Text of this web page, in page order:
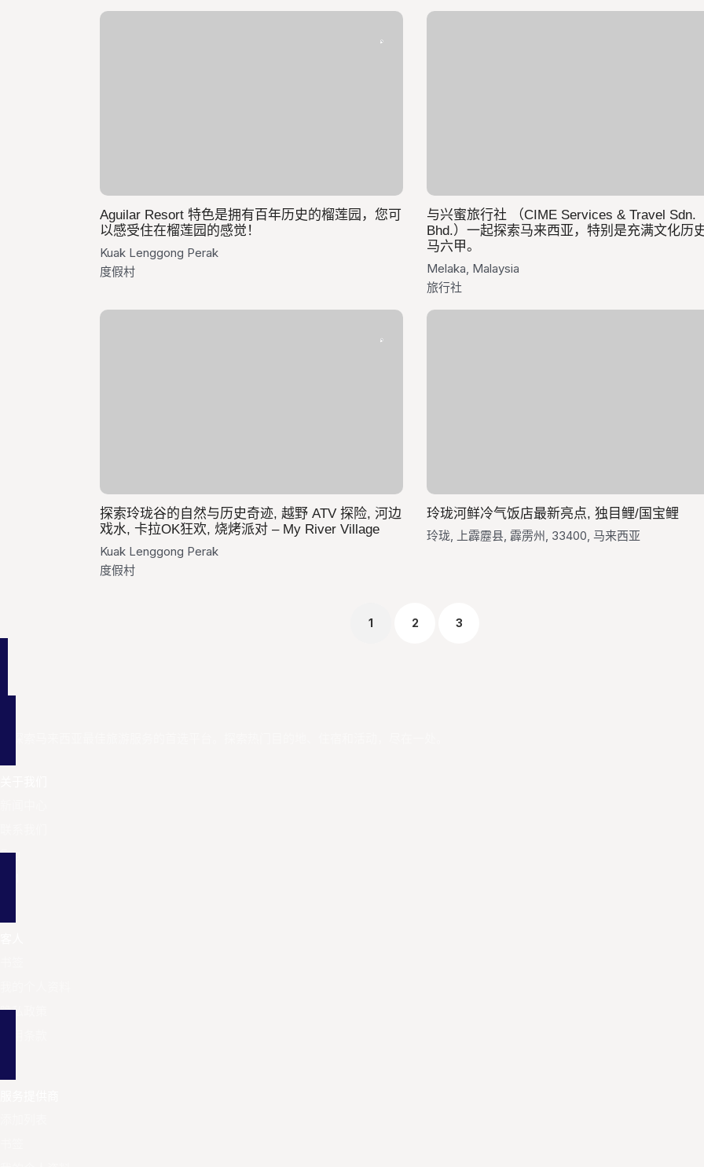
Aguilar Resort 特色是拥有百年历史的榴莲园，您可
以感受住在榴莲园的感觉！
Kuak Lenggong Perak
度假村
与兴蜜旅行社 （CIME Services & Travel Sdn.
Bhd.）一起探索马来西亚，特别是充满文化历
马六甲。
Melaka, Malaysia
旅行社
探索玲珑谷的自然与历史奇迹, 越野 ATV 探险, 河边
戏水, 卡拉OK狂欢, 烧烤派对 – My River Village
Kuak Lenggong Perak
度假村
玲珑河鲜冷气饭店最新亮点, 独目鲤/国宝鲤
玲珑, 上霹靂县, 霹雳州, 33400, 马来西亚
1 2 3
Eng
隐私政策